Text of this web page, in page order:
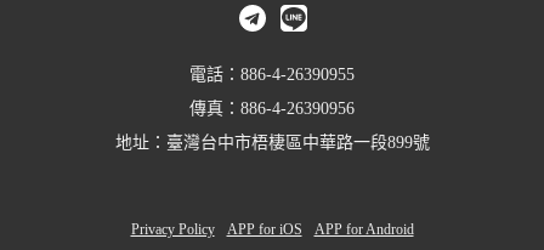
電話：886-4-26390955
傳真：886-4-26390956
地址：臺灣台中市梧棲區中華路一段899號
Privacy Policy APP for iOS APP for Android